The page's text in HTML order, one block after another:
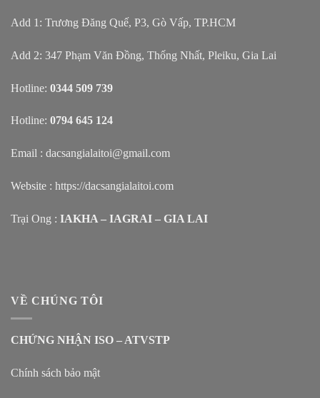
Add 1: Trương Đăng Quế, P3, Gò Vấp, TP.HCM
Add 2: 347 Phạm Văn Đồng, Thống Nhất, Pleiku, Gia Lai
Hotline: 0344 509 739
Hotline: 0794 645 124
Email : dacsangialaitoi@gmail.com
Website : https://dacsangialaitoi.com
Trại Ong : IAKHA – IAGRAI – GIA LAI
VỀ CHÚNG TÔI
CHỨNG NHẬN ISO – ATVSTP
Chính sách bảo mật